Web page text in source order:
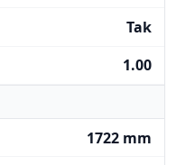
Tak
1.00
1722 mm